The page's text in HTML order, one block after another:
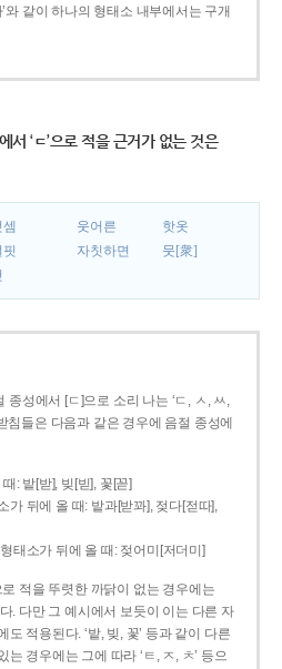
와 같이 하나의 형태소 내부에서는 구개
서 ‘ㄷ’으로 적을 근거가 없는 것은
셈 웃어른
핫옷
핏 자칫하면
뭇[衆]
종성에서 [ㄷ]으로 소리 나는 ‘ㄷ, ㅅ, ㅆ,
침들은 다음과 같은 경우에 음절 종성에
: 밭[받], 빚[빋], 꽃[꼳]
뒤에 올 때: 밭과[받꽈], 젖다[젇따],
태소가 뒤에 올 때: 젖어미[저더미]
로 적을 뚜렷한 까닭이 없는 경우에는
. 다만 그 예시에서 보듯이 이는 다른 자
적용된다. ‘밭, 빚, 꽃’ 등과 같이 다른
경우에는 그에 따라 ‘ㅌ, ㅈ, ㅊ’ 등으